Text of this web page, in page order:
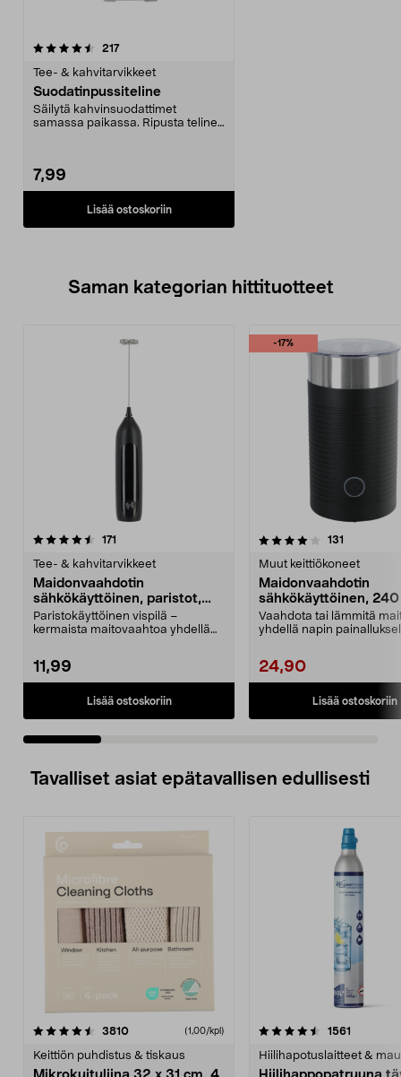
217arvostelut
Tee- & kahvitarvikkeet
Suodatinpussiteline
Säilytä kahvinsuodattimet
samassa paikassa. Ripusta teline
7,99
Lisää ostoskoriin
Saman kategorian hittituotteet
171
Tee- & kahvitarvikkeet
Maidonvaahdotin
sähkökäyttöinen, paristot,
musta
Paristokäyttöinen vispilä –
kermaista maitovaahtoa yhdellä
11,99
Lisää ostoskoriin
-17%
4.0 viidestä
131
Muut keittiökoneet
Maidonvaahdotin
sähkökäyttöinen,
musta
Vaahdota tai lämmitä
yhdellä napin
24,90
Lisää ostoskoriin
4.5 viidestä
Tavalliset asiat epätavallisen edullisesti
3810arvostelut (1,00/kpl)
Keittiön puhdistus & tiskaus
4.5viidestä
1561
Hiilihapotuslaitteet &
4.5viidestä